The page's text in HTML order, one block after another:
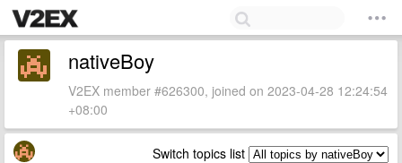
nativeBoy
V2EX member #626300, joined on 2023-04-28 12:24:54
+08:00
Switch topics list